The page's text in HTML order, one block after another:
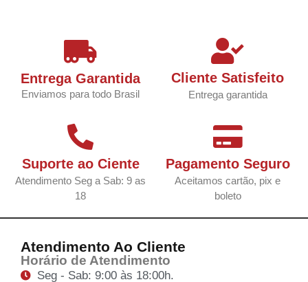
Entrega Garantida
Enviamos para todo Brasil
Cliente Satisfeito
Entrega garantida
Suporte ao Ciente
Atendimento Seg a Sab: 9 as
18
Pagamento Seguro
Aceitamos cartão, pix e
boleto
Atendimento Ao Cliente
Horário de Atendimento
Seg - Sab: 9:00 às 18:00h.